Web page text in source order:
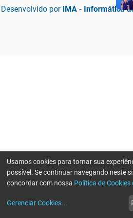
Desenvolvido por IMA - Informática
Usamos cookies para tornar sua
possível. Se continuar navegando neste
concordar com nossa Política de
Gerenciar Cookies...
Erro ao enviar informações, por favor